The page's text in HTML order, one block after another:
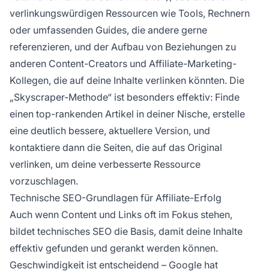
verlinkungswürdigen Ressourcen wie Tools, Rechnern
oder umfassenden Guides, die andere gerne
referenzieren, und der Aufbau von Beziehungen zu
anderen Content-Creators und Affiliate-Marketing-
Kollegen, die auf deine Inhalte verlinken könnten. Die
„Skyscraper-Methode“ ist besonders effektiv: Finde
einen top-rankenden Artikel in deiner Nische, erstelle
eine deutlich bessere, aktuellere Version, und
kontaktiere dann die Seiten, die auf das Original
verlinken, um deine verbesserte Ressource
vorzuschlagen.
Technische SEO-Grundlagen für Affiliate-Erfolg
Auch wenn Content und Links oft im Fokus stehen,
bildet technisches SEO die Basis, damit deine Inhalte
effektiv gefunden und gerankt werden können.
Geschwindigkeit ist entscheidend – Google hat